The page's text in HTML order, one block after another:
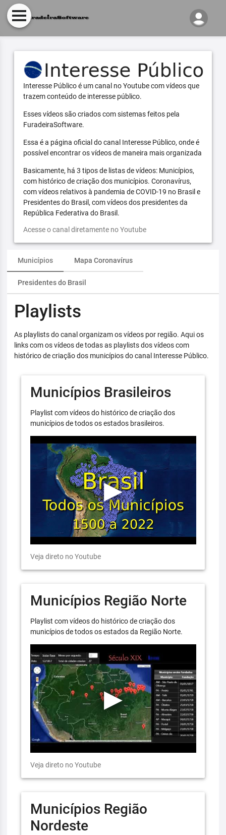
Interesse Público é um canal no Youtube com vídeos que
trazem conteúdo de interesse público.
Esses vídeos são criados com sistemas feitos pela
FuradeiraSoftware.
Essa é a página oficial do canal Interesse Público, onde é
possível encontrar os vídeos de maneira mais organizada
Basicamente, há 3 tipos de listas de vídeos: Municípios,
com histórico de criação dos municípios. Coronavírus,
com vídeos relativos à pandemia de COVID-19 no Brasil e
Presidentes do Brasil, com vídeos dos presidentes da
República Federativa do Brasil.
Acesse o canal diretamente no Youtube
Municípios Mapa Coronavírus
Presidentes do Brasil
Playlists
As playlists do canal organizam os vídeos por região. Aqui os
links com os vídeos de todas as playlists dos vídeos com
histórico de criação dos municípios do canal Interesse Público.
Municípios Brasileiros
Playlist com vídeos do histórico de criação dos
municípios de todos os estados brasileiros.
Veja direto no Youtube
Municípios Região Norte
Playlist com vídeos do histórico de criação dos
municípios de todos os estados da Região Norte.
Veja direto no Youtube
Municípios Região
Nordeste